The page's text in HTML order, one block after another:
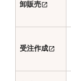
卸販売
受注作成